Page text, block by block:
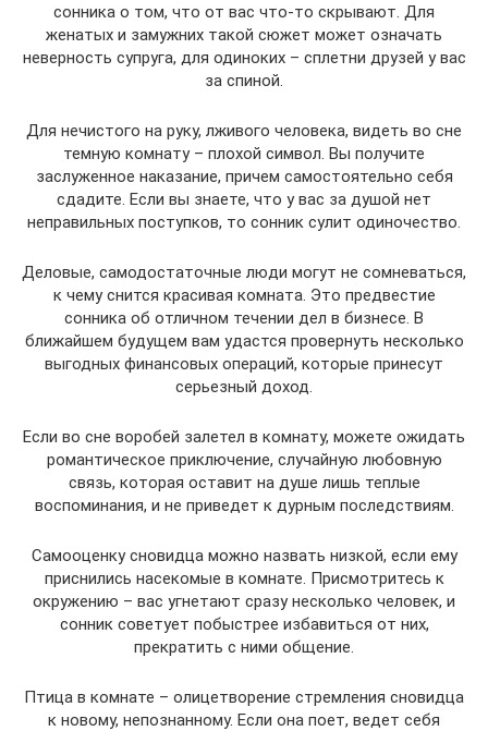
сонника о том, что от вас что-то скрывают. Для
женатых и замужних такой сюжет может означать
неверность супруга, для одиноких – сплетни друзей у вас
за спиной.
Для нечистого на руку, лживого человека, видеть во сне
темную комнату – плохой символ. Вы получите
заслуженное наказание, причем самостоятельно себя
сдадите. Если вы знаете, что у вас за душой нет
неправильных поступков, то сонник сулит одиночество.
Деловые, самодостаточные люди могут не сомневаться,
к чему снится красивая комната. Это предвестие
сонника об отличном течении дел в бизнесе. В
ближайшем будущем вам удастся провернуть несколько
выгодных финансовых операций, которые принесут
серьезный доход.
Если во сне воробей залетел в комнату, можете ожидать
романтическое приключение, случайную любовную
связь, которая оставит на душе лишь теплые
воспоминания, и не приведет к дурным последствиям.
Самооценку сновидца можно назвать низкой, если ему
приснились насекомые в комнате. Присмотритесь к
окружению – вас угнетают сразу несколько человек, и
сонник советует побыстрее избавиться от них,
прекратить с ними общение.
Птица в комнате – олицетворение стремления сновидца
к новому, непознанному. Если она поет, ведет себя